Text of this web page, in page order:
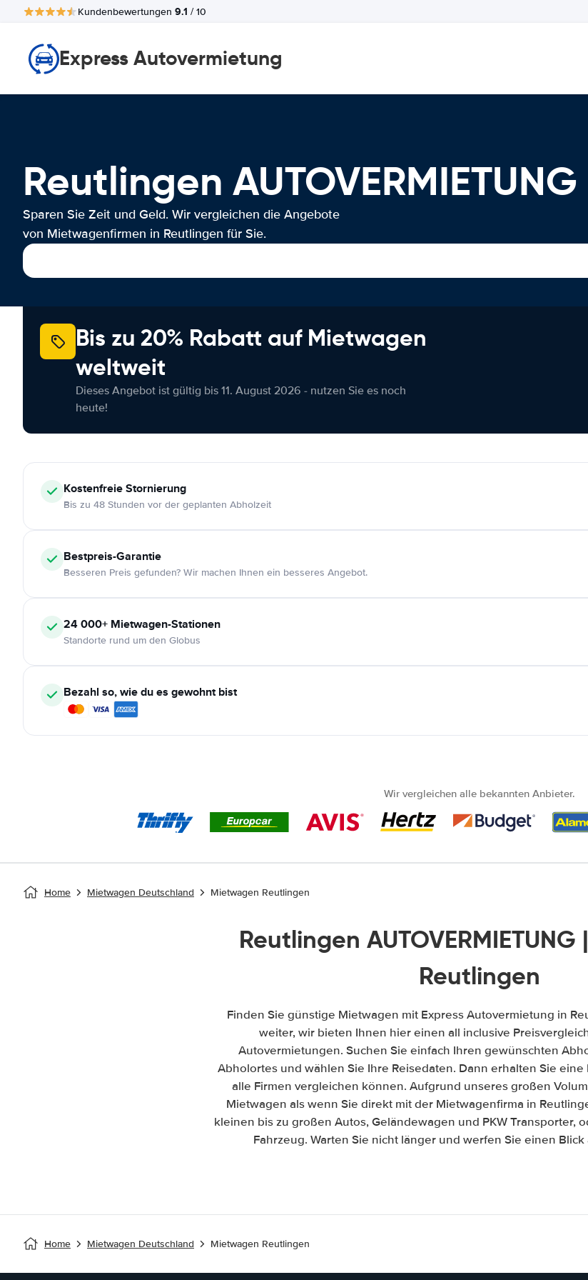
Kundenbewertungen 9.1 / 10
Express Autovermietung
Reutlingen AUTOVERMIETUNG
Sparen Sie Zeit und Geld. Wir vergleichen die Angebote
von Mietwagenfirmen in Reutlingen für Sie.
Bis zu 20% Rabatt auf Mietwagen
weltweit
Dieses Angebot ist gültig bis 11. August 2026 - nutzen Sie es noch
heute!
KostenfreieStornierung
Bis zu 48 Stunden vor der geplanten Abholzeit
Bestpreis-Garantie
Besseren Preis gefunden? Wir machen Ihnen ein besseres Angebot.
24 000+ Mietwagen-Stationen
Standorte rund um den Globus
Bezahl so, wie du es gewohnt bist
Wir vergleichen alle bekannten Anbieter.
Home Mietwagen Deutschland Mietwagen Reutlingen
Reutlingen
Reutlingen
Finden Sie günstige Mietwagen mit Express Autovermietung in
weiter, wir bieten Ihnen hier einen all inclusive
Autovermietungen. Suchen Sie einfach Ihren gewünschten
Abholortes und wählen Sie Ihre Reisedaten. Dann erhalten Sie eine
alle Firmen vergleichen können. Aufgrund unseres großen
Mietwagen als wenn Sie direkt mit der Mietwagenfirma in
kleinen bis zu großen Autos, Geländewagen und PKW Transporter,
Fahrzeug. Warten Sie nicht länger und werfen Sie einen
Home Mietwagen Deutschland Mietwagen Reutlingen